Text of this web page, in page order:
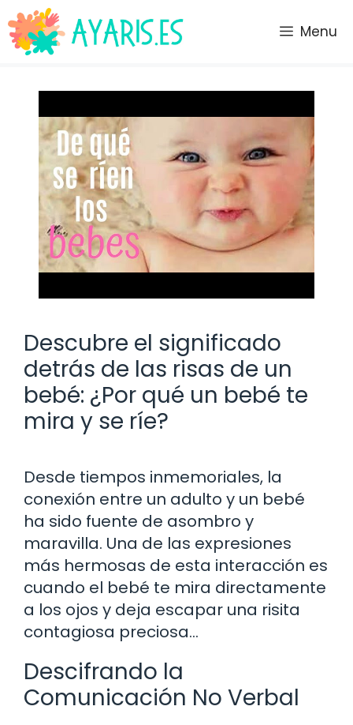
Saltar
al
contenido
Menu
Descubre el significado
detrás de las risas de un
bebé: ¿Por qué un bebé te
mira y se ríe?
Desde tiempos inmemoriales, la
conexión entre un adulto y un bebé
ha sido fuente de asombro y
maravilla. Una de las expresiones
más hermosas de esta interacción es
cuando el bebé te mira directamente
a los ojos y deja escapar una risita
contagiosa preciosa…
Descifrando la
Comunicación No Verbal